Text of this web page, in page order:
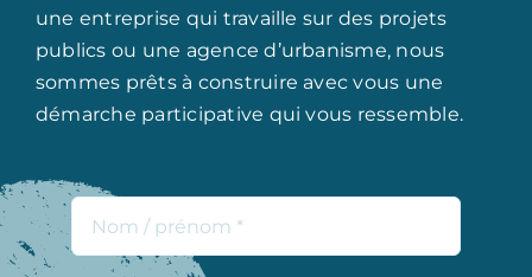
une entreprise qui travaille sur des projets
publics ou une agence d’urbanisme, nous
sommes prêts à construire avec vous une
démarche participative qui vous ressemble.